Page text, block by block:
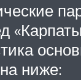
ниже: